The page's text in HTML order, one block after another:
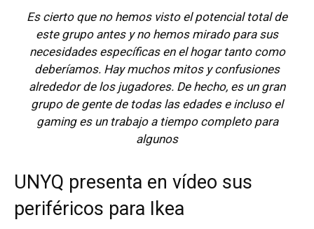
Es cierto que no hemos visto el potencial total de
este grupo antes y no hemos mirado para sus
necesidades específicas en el hogar tanto como
deberíamos. Hay muchos mitos y confusiones
alrededor de los jugadores. De hecho, es un gran
grupo de gente de todas las edades e incluso el
gaming es un trabajo a tiempo completo para
algunos
UNYQ presenta en vídeo sus
periféricos para Ikea